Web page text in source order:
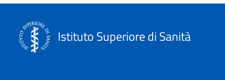
Istituto Superiore di Sanità